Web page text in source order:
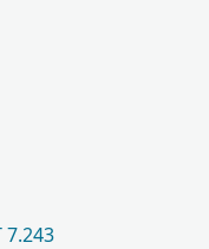
7.243